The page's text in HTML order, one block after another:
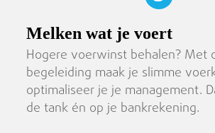
Melken wat je voert
Hogere voerwinst behalen? Met
begeleiding maak je slimme
optimaliseer je je management.
de tank én op je bankrekening.